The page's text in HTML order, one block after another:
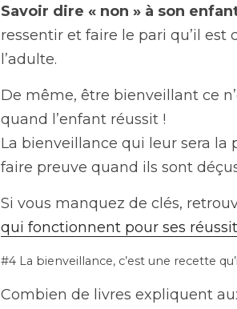
Savoir dire « non » à son
ressentir et faire le pari qu’il est
l’adulte.
De même, être bienveillant ce
quand l’enfant réussit !
La bienveillance qui leur sera la
faire preuve quand ils sont
Si vous manquez de clés,
qui fonctionnent pour ses
#4 La bienveillance, c’est une recette
Combien de livres expliquent